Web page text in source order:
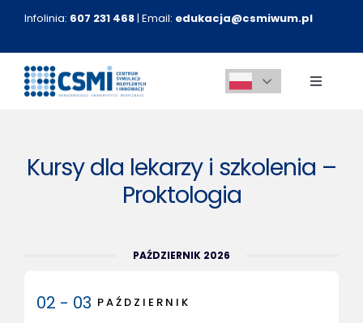
zawartości
Infolinia: 607 231 468| Email: edukacja@csmiwum.pl
Toggle
Aktualności
Kursy dla lekarzy i szkolenia –
Proktologia
PAŹDZIERNIK 2026
02 - 03 PAŹDZIERNIK